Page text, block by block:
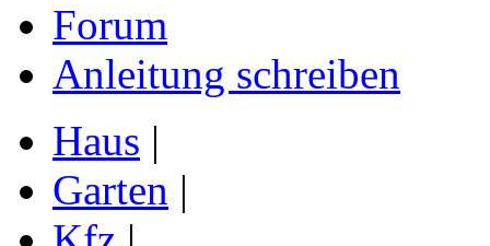
Forum
Anleitung schreiben
Haus |
Garten |